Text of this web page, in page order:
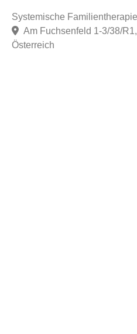
Systemische Familientherapie
Am Fuchsenfeld 1-3/38/
Österreich